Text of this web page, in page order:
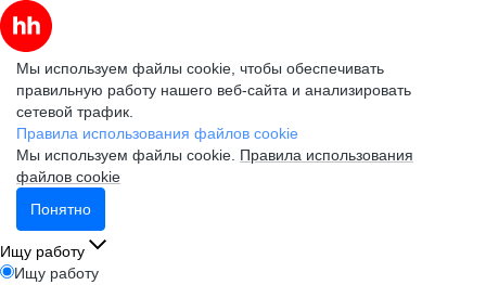
Мы используем файлы cookie, чтобы обеспечивать
правильную работу нашего веб-сайта и анализировать
сетевой трафик.
Правила использования файлов cookie
Мы используем файлы cookie. Правила использования
файлов cookie
Понятно
Ищу работу
Ищу работу